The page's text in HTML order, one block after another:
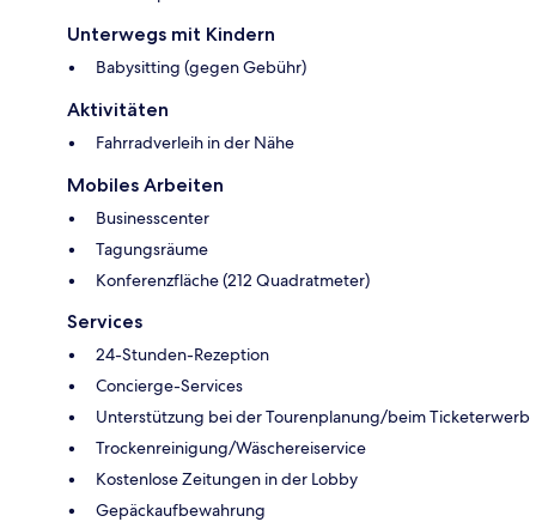
Unterwegs mit Kindern
Babysitting (gegen Gebühr)
Aktivitäten
Fahrradverleih in der Nähe
Mobiles Arbeiten
Businesscenter
Tagungsräume
Konferenzfläche (212 Quadratmeter)
Services
24-Stunden-Rezeption
Concierge-Services
Unterstützung bei der Tourenplanung/beim Ticketerwerb
Trockenreinigung/Wäschereiservice
Kostenlose Zeitungen in der Lobby
Gepäckaufbewahrung